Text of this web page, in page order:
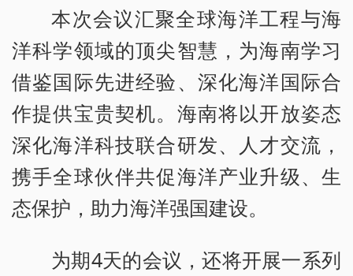
本次会议汇聚全球海洋工程与海
洋科学领域的顶尖智慧，为海南学习
借鉴国际先进经验、深化海洋国际合
作提供宝贵契机。海南将以开放姿态
深化海洋科技联合研发、人才交流，
携手全球伙伴共促海洋产业升级、生
态保护，助力海洋强国建设。
为期4天的会议，还将开展一系列